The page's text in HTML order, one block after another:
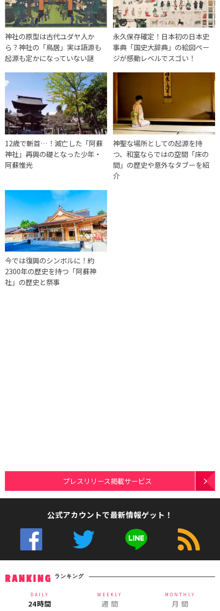
神社の原型は古代ユダヤ人か
ら？神社の「鳥居」実は語源も
起源も定かになっていない謎
永久保存確定！日本初の日本史
事典「国史大辞典」の絵図ペー
ジが感動レベルでスゴい！
12歳で斬首…！滅亡した「阿蘇
神社」再興の礎となった少年・
阿蘇惟光
神聖な場所としての起源を持
つ、和室ならではの空間「床の
間」の歴史や意外なタブーを紹
介
今では復興のシンボルに！約
2300年の歴史を持つ「阿蘇神
社」の歴史と祭事
プレスリリース掲載サービス
公式アカウントで最新情報ゲット！
RANKING ランキング
DAILY
24時間
WEEKLY
週 間
MONTHLY
月 間